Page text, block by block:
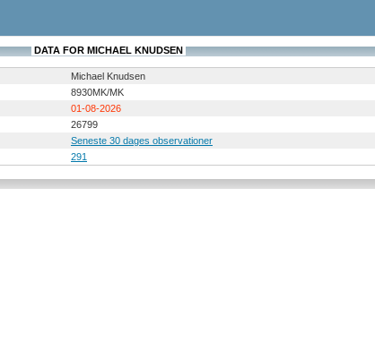
DATA FOR MICHAEL KNUDSEN
Michael Knudsen
8930MK/MK
01-08-2026
26799
Seneste 30 dages observationer
291